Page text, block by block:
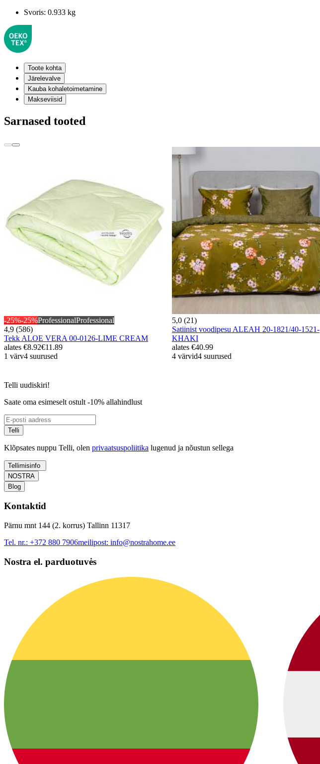
Svoris: 0.933 kg
Toote kohta
Järelevalve
Kauba kohaletoimetamine
Makseviisid
Sarnased tooted
-25%-25%ProfessionalProfessional
4,9 (586)
Tekk ALOE VERA 00-0126-LIME CREAM
alates €8.92€11.89
1 värv4 suurused
5,0 (21)
Satiinist voodipesu ALEAH 20-1821/40-1521-
KHAKI
alates €40.99
4 värvid4 suurused
Telli uudiskiri!
Saate oma esimeselt ostult -10% allahindlust
Telli
Klõpsates nuppu Telli, olen privaatsuspoliitika lugenud ja nõustun sellega
Tellimisinfo
NOSTRA
Blog
Kontaktid
Pärnu mnt 144 (2. korrus) Tallinn 11317
Tel. nr.: +372 880 7906meilipost: info@nostrahome.ee
Nostra el. parduotuvės